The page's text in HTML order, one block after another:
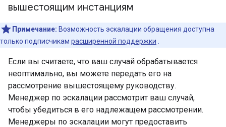
вышестоящим инстанциям
Примечание: Возможность эскалации обращения доступна
только подписчикам расширенной поддержки
Если вы считаете, что ваш случай обрабатывается
неоптимально, вы можете передать его на
рассмотрение вышестоящему руководству.
Менеджер по эскалации рассмотрит ваш случай,
чтобы убедиться в его надлежащем рассмотрении.
Менеджеры по эскалации могут предоставить